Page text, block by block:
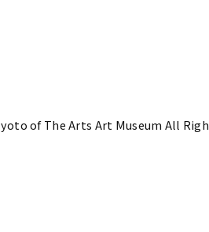
of The Arts Art Museum All